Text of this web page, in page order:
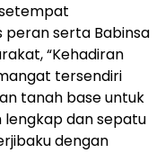
serta Babinsa
“Kehadiran
tersendiri
tanah base untuk
lengkap dan sepatu
dengan